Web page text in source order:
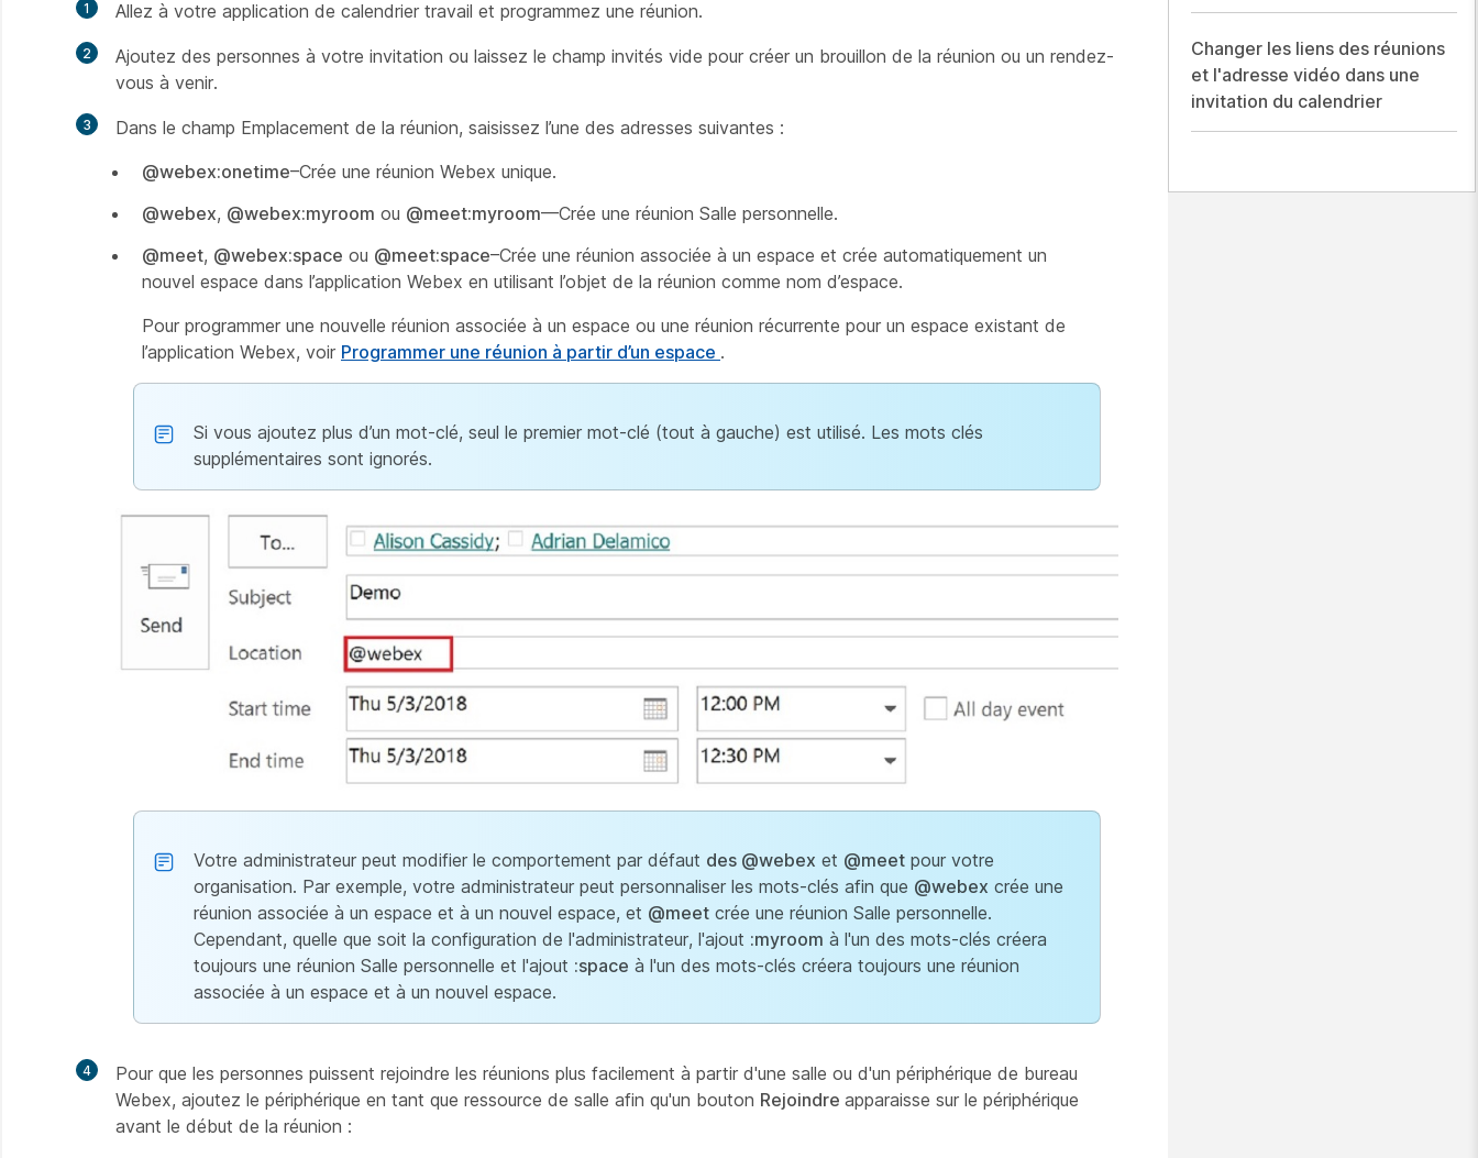
1 Allez à votre application de calendrier travail et programmez une réunion.
2
Ajoutez des personnes à votre invitation ou laissez le champ invités vide pour créer un brouillon de la réunion ou un rendez-
vous à venir.
3
Dans le champ Emplacement de la réunion, saisissez l’une des adresses suivantes :
@webex:onetime–Crée une réunion Webex unique.
@webex, @webex:myroom ou @meet:myroom—Crée une réunion Salle personnelle.
@meet, @webex:space ou @meet:space–Crée une réunion associée à un espace et crée automatiquement un
nouvel espace dans l’application Webex en utilisant l’objet de la réunion comme nom d’espace.
Pour programmer une nouvelle réunion associée à un espace ou une réunion récurrente pour un espace existant de
l’application Webex, voir Programmer une réunion à partir d’un espace .
Si vous ajoutez plus d’un mot-clé, seul le premier mot-clé (tout à gauche) est utilisé. Les mots clés
supplémentaires sont ignorés.
Votre administrateur peut modifier le comportement par défaut des @webex et @meet pour votre
organisation. Par exemple, votre administrateur peut personnaliser les mots-clés afin que @webex crée une
réunion associée à un espace et à un nouvel espace, et @meet crée une réunion Salle personnelle.
Cependant, quelle que soit la configuration de l'administrateur, l'ajout :myroom à l'un des mots-clés créera
toujours une réunion Salle personnelle et l'ajout :space à l'un des mots-clés créera toujours une réunion
associée à un espace et à un nouvel espace.
4
Pour que les personnes puissent rejoindre les réunions plus facilement à partir d'une salle ou d'un périphérique de bureau
Webex, ajoutez le périphérique en tant que ressource de salle afin qu'un bouton Rejoindre apparaisse sur le périphérique
avant le début de la réunion :
Changer les liens des réunions
et l'adresse vidéo dans une
invitation du calendrier